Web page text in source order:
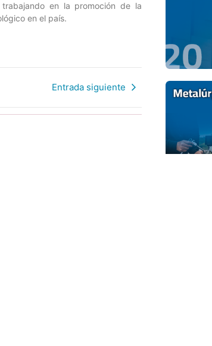
en la promoción de la
en el país.
Entrada siguiente